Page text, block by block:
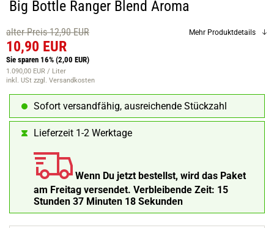
Big Bottle Ranger Blend Aroma
alter Preis 12,90 EUR
10,90 EUR
Sie sparen 16% (2,00 EUR)
1.090,00 EUR / Liter
inkl. USt zzgl. Versandkosten
Mehr Produktdetails
Sofort versandfähig, ausreichende Stückzahl
Lieferzeit 1-2 Werktage
Wenn Du jetzt bestellst, wird das Paket
am Freitag versendet. Verbleibende Zeit: 15
Stunden 37 Minuten 17 Sekunden